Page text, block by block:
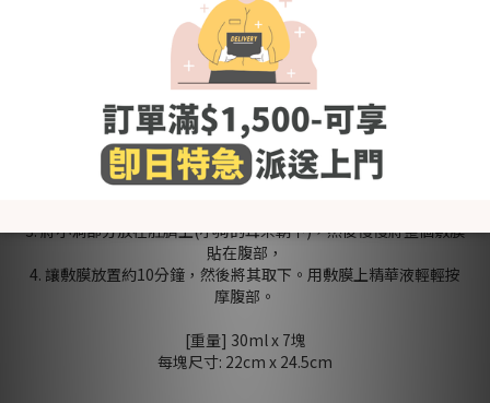
■成功獲得:
EWG All Green
全素認證
肌膚敏感性測試（Excellent Grade）
CGMP設施認證
■使用建議：
1. 將整個“小狗敷膜”小袋（包裝）放入暖水中令敷膜達到合適
的溫度
3. 將小洞部分放在肚臍上(小狗的耳朵朝下)，然後慢慢將整個敷膜
貼在腹部，
4. 讓敷膜放置約10分鐘，然後將其取下。用敷膜上精華液輕輕按
摩腹部。
[重量] 30ml x 7塊
每塊尺寸: 22cm x 24.5cm